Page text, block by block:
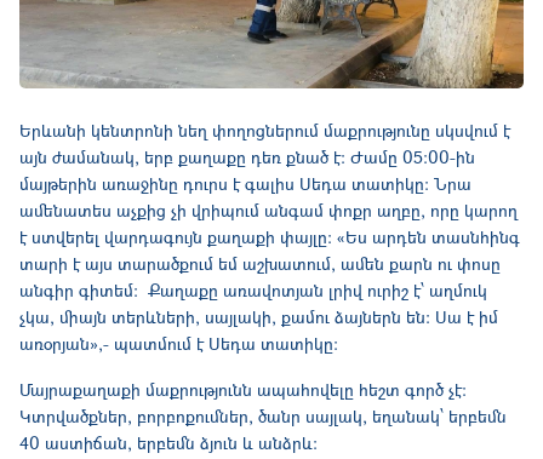
Երևանի կենտրոնի նեղ փողոցներում մաքրությունը սկսվում է
այն ժամանակ, երբ քաղաքը դեռ քնած է։ Ժամը 05:00-ին
մայթերին առաջինը դուրս է գալիս Սեդա տատիկը։ Նրա
ամենատես աչքից չի վրիպում անգամ փոքր աղբը, որը կարող
է ստվերել վարդագույն քաղաքի փայլը: «Ես արդեն տասնհինգ
տարի է այս տարածքում եմ աշխատում, ամեն քարն ու փոսը
անգիր գիտեմ։ Քաղաքը առավոտյան լրիվ ուրիշ է՝ աղմուկ
չկա, միայն տերևների, սայլակի, քամու ձայներն են։ Սա է իմ
առօրյան»,- պատմում է Սեդա տատիկը:
Մայրաքաղաքի մաքրությունն ապահովելը հեշտ գործ չէ։
Կտրվածքներ, բորբոքումներ, ծանր սայլակ, եղանակ՝ երբեմն
40 աստիճան, երբեմն ձյուն և անձրև։